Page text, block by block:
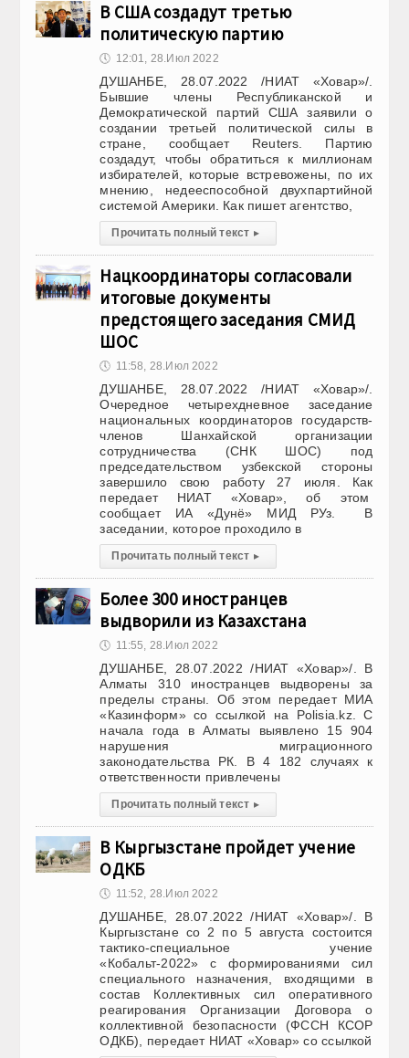
В США создадут третью
политическую партию
🕔 12:01, 28.Июл 2022
ДУШАНБЕ, 28.07.2022 /НИАТ «Ховар»/.
Бывшие члены Республиканской и
Демократической партий США заявили о
создании третьей политической силы в
стране, сообщает Reuters. Партию
создадут, чтобы обратиться к миллионам
избирателей, которые встревожены, по их
мнению, недееспособной двухпартийной
системой Америки. Как пишет агентство,
Прочитать полный текст ▸
Нацкоординаторы согласовали
итоговые документы
предстоящего заседания СМИД
ШОС
🕔 11:58, 28.Июл 2022
ДУШАНБЕ, 28.07.2022 /НИАТ «Ховар»/.
Очередное четырехдневное заседание
национальных координаторов государств-
членов Шанхайской организации
сотрудничества (СНК ШОС) под
председательством узбекской стороны
завершило свою работу 27 июля. Как
передает НИАТ «Ховар», об этом
сообщает ИА «Дунё» МИД РУз. В
заседании, которое проходило в
Прочитать полный текст ▸
Более 300 иностранцев
выдворили из Казахстана
🕔 11:55, 28.Июл 2022
ДУШАНБЕ, 28.07.2022 /НИАТ «Ховар»/. В
Алматы 310 иностранцев выдворены за
пределы страны. Об этом передает МИА
«Казинформ» со ссылкой на Polisia.kz. С
начала года в Алматы выявлено 15 904
нарушения миграционного
законодательства РК. В 4 182 случаях к
ответственности привлечены
Прочитать полный текст ▸
В Кыргызстане пройдет учение
ОДКБ
🕔 11:52, 28.Июл 2022
ДУШАНБЕ, 28.07.2022 /НИАТ «Ховар»/. В
Кыргызстане со 2 по 5 августа состоится
тактико-специальное учение
«Кобальт-2022» с формированиями сил
специального назначения, входящими в
состав Коллективных сил оперативного
реагирования Организации Договора о
коллективной безопасности (ФССН КСОР
ОДКБ), передает НИАТ «Ховар» со ссылкой